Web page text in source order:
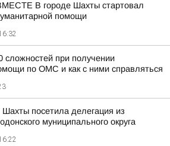
В городе Шахты стартовал
помощи
сложностей при получении
по ОМС и как с ними справляться
Шахты посетила делегация из
муниципального округа